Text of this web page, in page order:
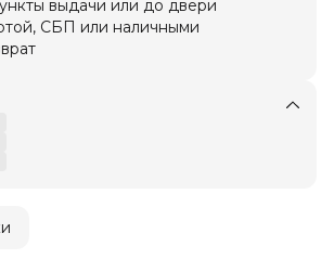
выдачи или до двери
СБП или наличными